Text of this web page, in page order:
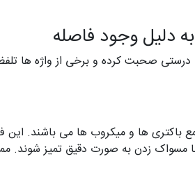
دلیل وجود فاصله
صحبت کرده و برخی از واژه ها
ها و میکروب ها می باشند. این
با مسواک زدن به صورت دقیق تمیز